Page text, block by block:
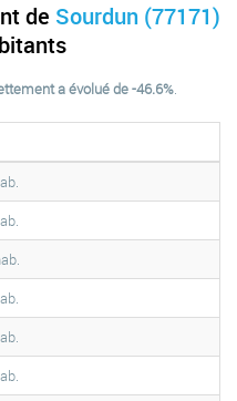
de Sourdun (77171)
a évolué de -46.6%.